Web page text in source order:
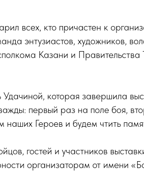
всех, кто причастен к
энтузиастов, художников,
Казани и Правительства
которая завершила
первый раз на поле боя,
Героев и будем чтить
гостей и участников
организаторам от имени